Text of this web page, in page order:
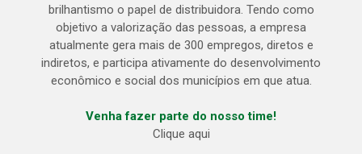
brilhantismo o papel de distribuidora. Tendo como
objetivo a valorização das pessoas, a empresa
atualmente gera mais de 300 empregos, diretos e
indiretos, e participa ativamente do desenvolvimento
econômico e social dos municípios em que atua.
Venha fazer parte do nosso time!
Clique aqui